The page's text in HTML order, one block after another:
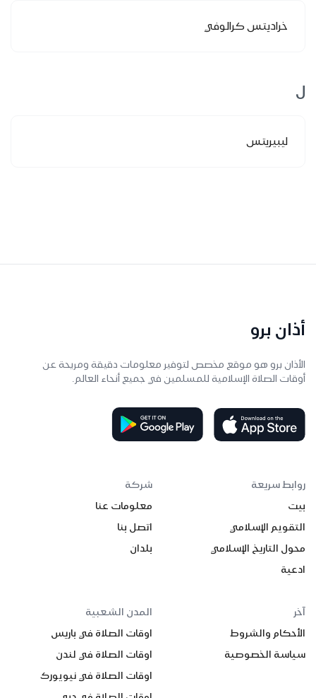
خراديتس كرالوفي
ل
ليبيريتس
أذان برو
الأذان برو هو موقع مخصص لتوفير معلومات دقيقة ومريحة عن
أوقات الصلاة الإسلامية للمسلمين في جميع أنحاء العالم.
روابط سريعة
بيت
التقويم الإسلامي
محول التاريخ الإسلامي
ادعية
شركة
معلومات عنا
اتصل بنا
بلدان
آخر
الأحكام والشروط
سياسة الخصوصية
المدن الشعبية
اوقات الصلاة في باريس
اوقات الصلاة في لندن
اوقات الصلاة في نيويورك